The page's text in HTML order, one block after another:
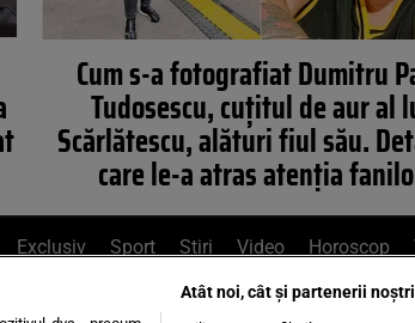
Cum s-a fotografiat Dumitru
Tudosescu, cuțitul de aur al
Scărlătescu, alături fiul său.
care le-a atras atenția
Exclusiv Sport Știri Video Horoscop
Atât noi, cât și partenerii